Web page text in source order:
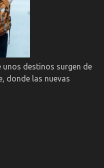
destinos surgen de
donde las nuevas